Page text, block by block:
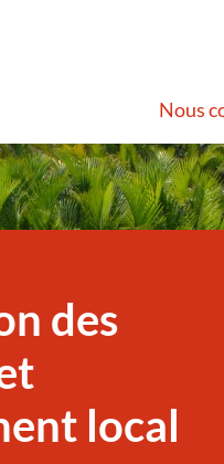
Nous
des
local